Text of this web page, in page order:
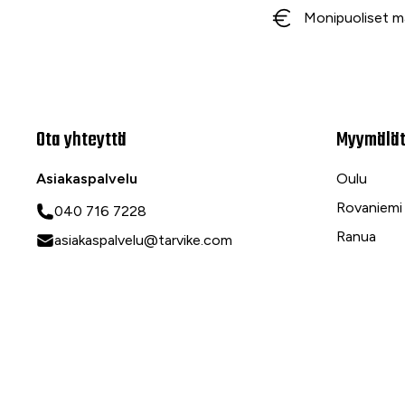
Monipuoliset
Ota yhteyttä
Asiakaspalvelu
040 716 7228
asiakaspalvelu@tarvike.com
Myymälät
Oulu
Rovaniemi
Ranua